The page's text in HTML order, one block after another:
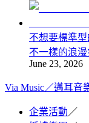
不想要標準
不一樣的浪漫
June 23, 2026
Via Music／邁耳音
企業活動 ／